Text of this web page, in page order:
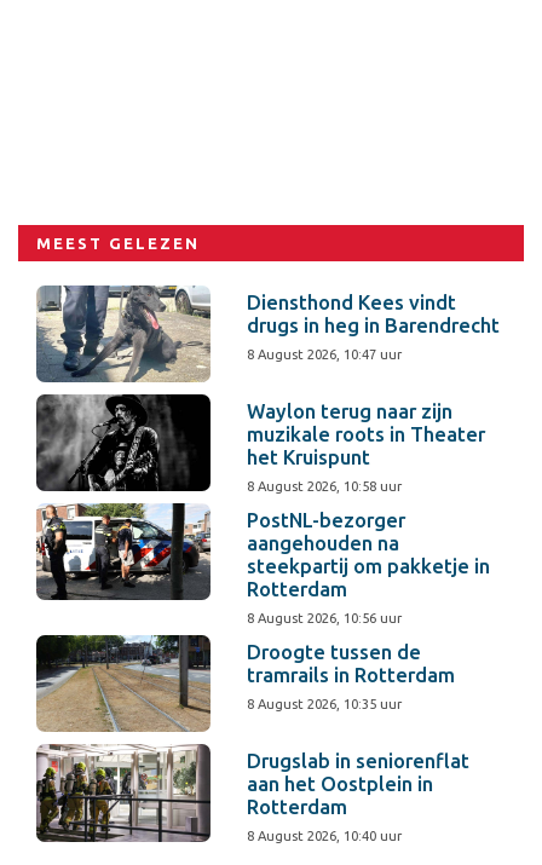
MEEST GELEZEN
Diensthond Kees vindt
drugs in heg in Barendrecht
8 August 2026, 10:47 uur
Waylon terug naar zijn
muzikale roots in Theater
het Kruispunt
8 August 2026, 10:58 uur
PostNL-bezorger
aangehouden na
steekpartij om pakketje in
Rotterdam
8 August 2026, 10:56 uur
Droogte tussen de
tramrails in Rotterdam
8 August 2026, 10:35 uur
Drugslab in seniorenflat
aan het Oostplein in
Rotterdam
8 August 2026, 10:40 uur